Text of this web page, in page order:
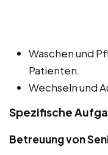
Waschen und
Patienten.
Wechseln und
Spezifische
Betreuung von